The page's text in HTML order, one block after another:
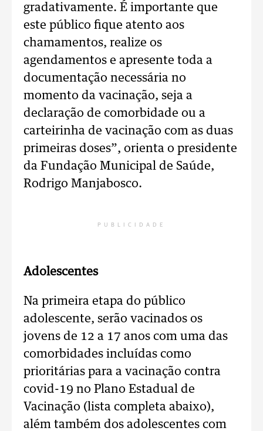
gradativamente. É importante que
este público fique atento aos
chamamentos, realize os
agendamentos e apresente toda a
documentação necessária no
momento da vacinação, seja a
declaração de comorbidade ou a
carteirinha de vacinação com as duas
primeiras doses”, orienta o presidente
da Fundação Municipal de Saúde,
Rodrigo Manjabosco.
PUBLICIDADE
Adolescentes
Na primeira etapa do público
adolescente, serão vacinados os
jovens de 12 a 17 anos com uma das
comorbidades incluídas como
prioritárias para a vacinação contra
covid-19 no Plano Estadual de
Vacinação (lista completa abaixo),
além também dos adolescentes com